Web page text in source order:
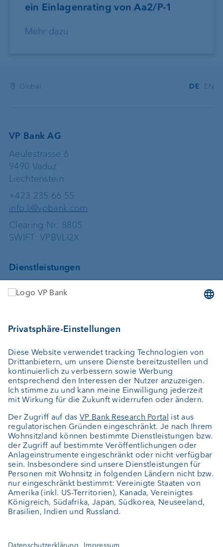
ein Einlagenrating von Aa2/P-1
Mehr dazu
Global DE EN
VP Bank AG
Aeulestrasse 6
9490 Vaduz
Liechtenstein
+423 235 66 55
info.li@vpbank.com
Clearing Nr: 8805
SWIFT: VPBVLI2X
Dienstleistungen
Vermögensverwaltung
Depotbank
Externer Vermögensverwalter
Private Label Fonds
Investment Consulting
Über uns
Jobs
News
Downloads
Kundenfeedback
Kontakt
Newsletter
Geschäftsbericht
Cookie-Einstellungen